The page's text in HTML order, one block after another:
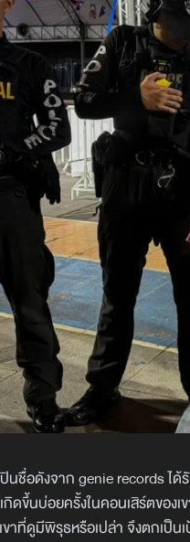
ชื่อดังจาก genie records ได้
ขึ้นบ่อยครั้งในคอนเสิร์ตของเ
ขาที่ดูมีพิรุธหรือเปล่า จึงตกเป็